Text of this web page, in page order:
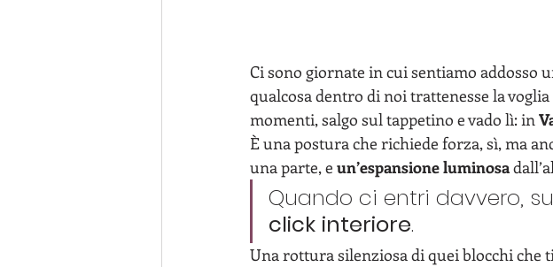
Ci sono giornate in cui sentiamo addosso
qualcosa dentro di noi trattenesse la
momenti, salgo sul tappetino e vado lì: in
È una postura che richiede forza, sì, ma
una parte, e un’espansioneluminosa
Quando ci entri davvero,
click interiore.
Una rottura silenziosa di quei blocchi che